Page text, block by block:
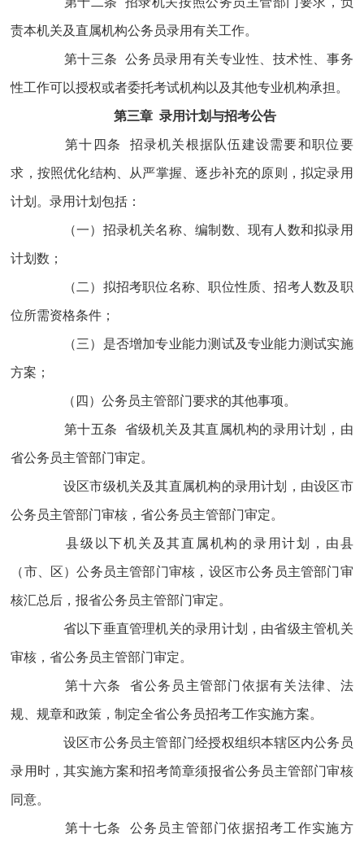
责本机关及直属机构公务员录用有关工作。
第十三条 公务员录用有关专业性、技术性、事务
性工作可以授权或者委托考试机构以及其他专业机构承担。
第三章 录用计划与招考公告
第十四条 招录机关根据队伍建设需要和职位要
求，按照优化结构、从严掌握、逐步补充的原则，拟定录用
计划。录用计划包括：
（一）招录机关名称、编制数、现有人数和拟录用
计划数；
（二）拟招考职位名称、职位性质、招考人数及职
位所需资格条件；
（三）是否增加专业能力测试及专业能力测试实施
方案；
（四）公务员主管部门要求的其他事项。
第十五条 省级机关及其直属机构的录用计划，由
省公务员主管部门审定。
设区市级机关及其直属机构的录用计划，由设区市
公务员主管部门审核，省公务员主管部门审定。
县级以下机关及其直属机构的录用计划，由县
（市、区）公务员主管部门审核，设区市公务员主管部门审
核汇总后，报省公务员主管部门审定。
省以下垂直管理机关的录用计划，由省级主管机关
审核，省公务员主管部门审定。
第十六条 省公务员主管部门依据有关法律、法
规、规章和政策，制定全省公务员招考工作实施方案。
设区市公务员主管部门经授权组织本辖区内公务员
录用时，其实施方案和招考简章须报省公务员主管部门审核
同意。
第十七条 公务员主管部门依据招考工作实施方